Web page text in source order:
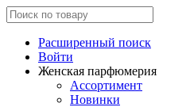
Расширенный поиск
Войти
Женская парфюмерия
Ассортимент
Новинки